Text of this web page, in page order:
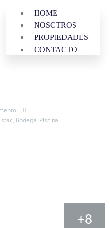
HOME
NOSOTROS
PROPIEDADES
CONTACTO
Bodega, Piscina
+8